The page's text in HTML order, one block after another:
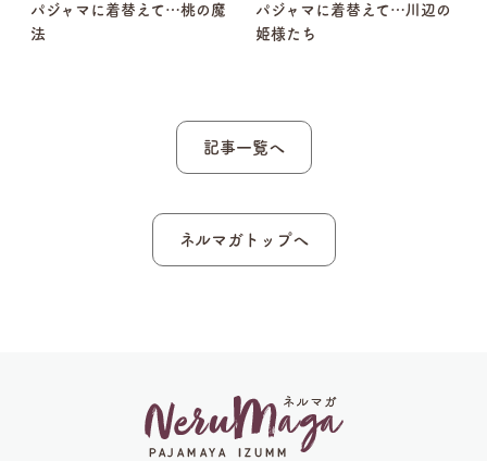
パジャマに着替えて…桃の魔
法
パジャマに着替えて…川辺の
姫様たち
記事一覧へ
ネルマガトップへ